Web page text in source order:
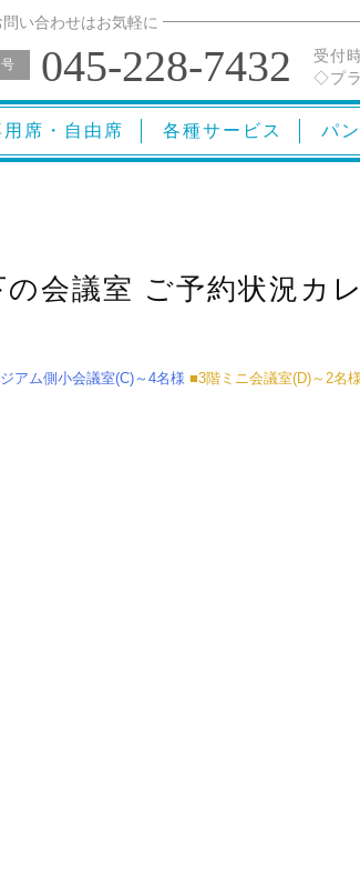
い合わせはお気軽に
045-228-7432 受付
◇プ
用席・自由席 各種サービス パ
の会議室 ご予約状況カ
アム側小会議室(C)～4名様 ■3階ミニ会議室(D)～2名様